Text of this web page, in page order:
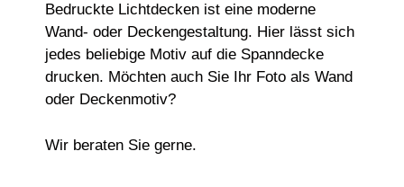
Bedruckte Lichtdecken ist eine moderne
Wand- oder Deckengestaltung. Hier lässt sich
jedes beliebige Motiv auf die Spanndecke
drucken. Möchten auch Sie Ihr Foto als Wand
oder Deckenmotiv?
Wir beraten Sie gerne.